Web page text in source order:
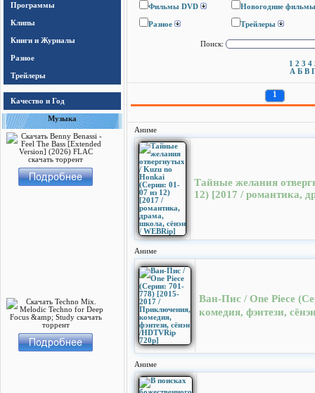
Программы
Клипы
Книги и Журналы
Разное
Трейлеры
Качество и Год
Музыка
Фильмы DVD Новогодние фильмы
Разное Трейлеры
Поиск:
1 2 3 4
А Б В
1
Аниме
Тайные желания
12) [2017 / романтика,
Аниме
Ван-Пис / One Piece
комедия, фэнтези,
Аниме